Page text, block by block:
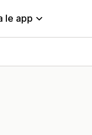
le app